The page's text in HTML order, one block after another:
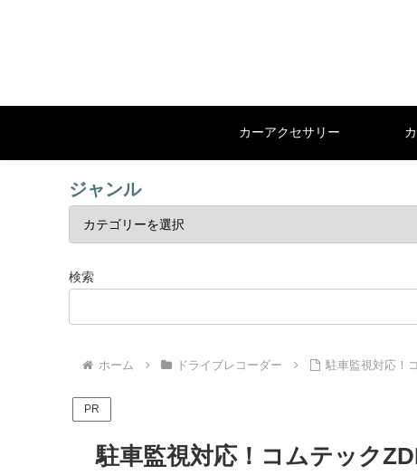
カーアクセサリー
ジャンル
検索
ホーム ドライブレコーダー 駐車監視対応！
PR
駐車監視対応！コムテック